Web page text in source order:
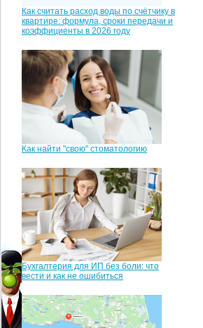
Как считать расход воды по счётчику в
квартире: формула, сроки передачи и
коэффициенты в 2026 году
Как найти "свою" стоматологию
Бухгалтерия для ИП без боли: что
вести и как не ошибиться